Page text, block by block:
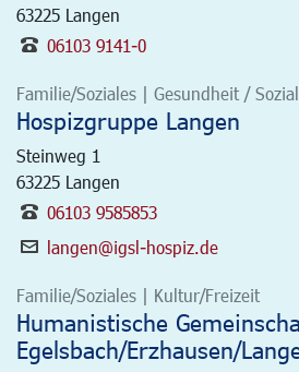
63225 Langen
06103 9141-0
Familie/Soziales | Gesundheit /
Hospizgruppe Langen
Steinweg 1
63225 Langen
06103 9585853
langen@igsl-hospiz.de
Familie/Soziales | Kultur/Freizeit
Humanistische
Egelsbach/Erzhausen/